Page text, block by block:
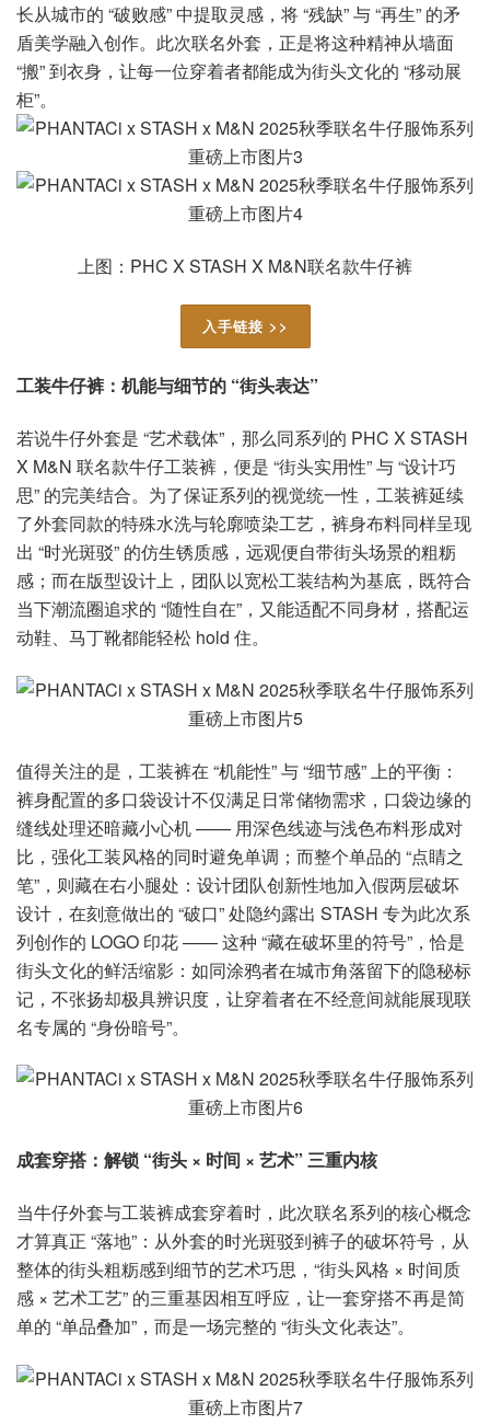
长从城市的 “破败感” 中提取灵感，将 “残缺” 与 “再生” 的矛
盾美学融入创作。此次联名外套，正是将这种精神从墙面
“搬” 到衣身，让每一位穿着者都能成为街头文化的 “移动展
柜”。
上图：PHC X STASH X M&N联名款牛仔裤
入手链接 >>
工装牛仔裤：机能与细节的 “街头表达”
若说牛仔外套是 “艺术载体”，那么同系列的 PHC X STASH
X M&N 联名款牛仔工装裤，便是 “街头实用性” 与 “设计巧
思” 的完美结合。为了保证系列的视觉统一性，工装裤延续
了外套同款的特殊水洗与轮廓喷染工艺，裤身布料同样呈现
出 “时光斑驳” 的仿生锈质感，远观便自带街头场景的粗粝
感；而在版型设计上，团队以宽松工装结构为基底，既符合
当下潮流圈追求的 “随性自在”，又能适配不同身材，搭配运
动鞋、马丁靴都能轻松 hold 住。
值得关注的是，工装裤在 “机能性” 与 “细节感” 上的平衡：
裤身配置的多口袋设计不仅满足日常储物需求，口袋边缘的
缝线处理还暗藏小心机 —— 用深色线迹与浅色布料形成对
比，强化工装风格的同时避免单调；而整个单品的 “点睛之
笔”，则藏在右小腿处：设计团队创新性地加入假两层破坏
设计，在刻意做出的 “破口” 处隐约露出 STASH 专为此次系
列创作的 LOGO 印花 —— 这种 “藏在破坏里的符号”，恰是
街头文化的鲜活缩影：如同涂鸦者在城市角落留下的隐秘标
记，不张扬却极具辨识度，让穿着者在不经意间就能展现联
名专属的 “身份暗号”。
成套穿搭：解锁 “街头 × 时间 × 艺术” 三重内核
当牛仔外套与工装裤成套穿着时，此次联名系列的核心概念
才算真正 “落地”：从外套的时光斑驳到裤子的破坏符号，从
整体的街头粗粝感到细节的艺术巧思，“街头风格 × 时间质
感 × 艺术工艺” 的三重基因相互呼应，让一套穿搭不再是简
单的 “单品叠加”，而是一场完整的 “街头文化表达”。